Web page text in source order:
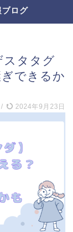
ブログ
スタタグ
できるか
/ 2024年9月23日